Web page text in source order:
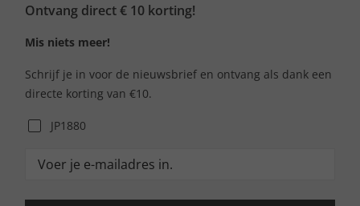
Ontvang direct € 10 korting!
Mis niets meer!
Schrijf je in voor de nieuwsbrief en ontvang als dank een
directe korting van €10.
JP1880